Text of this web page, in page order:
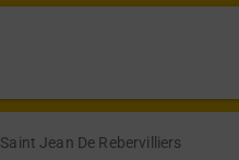
Saint Jean De Rebervilliers